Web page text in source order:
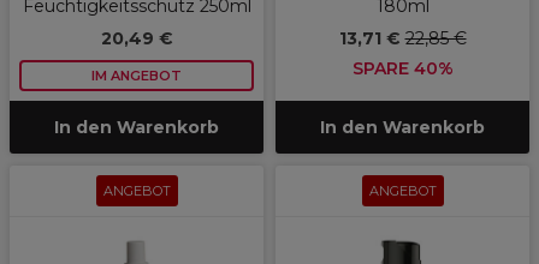
Feuchtigkeitsschutz 250ml
20,49 €
IM ANGEBOT
In den Warenkorb
180ml
13,71 €22,85 €
SPARE 40%
In den Warenkorb
ANGEBOT ANGEBOT